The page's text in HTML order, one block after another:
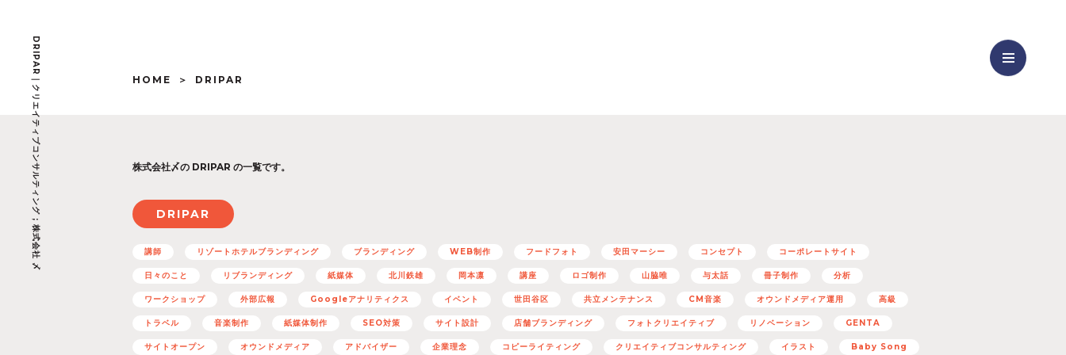
DRIPAR｜クリエイティブコンサルティング ; 株式会社 〆 HOME DRIPAR
株式会社〆の DRIPAR の一覧です。
DRIPAR
講師 リゾートホテルブランディング ブランディング WEB制作 フードフォト 安田マーシー コンセプト コーポレートサイト
日々のこと リブランディング 紙媒体 北川鉄雄 岡本凛 講座 ロゴ制作 山脇唯 与太話 冊子制作 分析
ワークショップ 外部広報 Googleアナリティクス イベント 世田谷区 共立メンテナンス CM音楽 オウンドメディア運用 高級
トラベル 音楽制作 紙媒体制作 SEO対策 サイト設計 店舗ブランディング フォトクリエイティブ リノベーション GENTA
サイトオープン オウンドメディア アドバイザー 企業理念 コピーライティング クリエイティブコンサルティング イラスト Baby Song